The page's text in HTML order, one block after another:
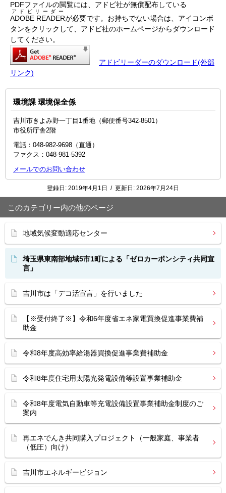
PDFファイルの閲覧には、アドビ社が無償配布している
ADOBE READER
アドビリーダー
が必要です。お持ちでない場合は、アイコンボ
タンをクリックして、アドビ社のホームページからダウンロード
してください。
アドビリーダーのダウンロード(外部
リンク)
環境課 環境保全係
吉川市きよみ野一丁目1番地（郵便番号342-8501）
市役所庁舎2階
電話：048-982-9698（直通）
ファクス：048‐981‐5392
メールでのお問い合わせ
登録日: 2019年4月1日 / 更新日: 2026年7月24日
このカテゴリー内の他のページ
地域気候変動適応センター
埼玉県東南部地域5市1町による「ゼロカーボンシティ共同宣
言」
吉川市は「デコ活宣言」を行いました
【※受付終了※】令和6年度省エネ家電買換促進事業費補
助金
令和8年度高効率給湯器買換促進事業費補助金
令和8年度住宅用太陽光発電設備等設置事業補助金
令和8年度電気自動車等充電設備設置事業補助金制度のご
案内
再エネでんき共同購入プロジェクト（一般家庭、事業者
（低圧）向け）
吉川市エネルギービジョン